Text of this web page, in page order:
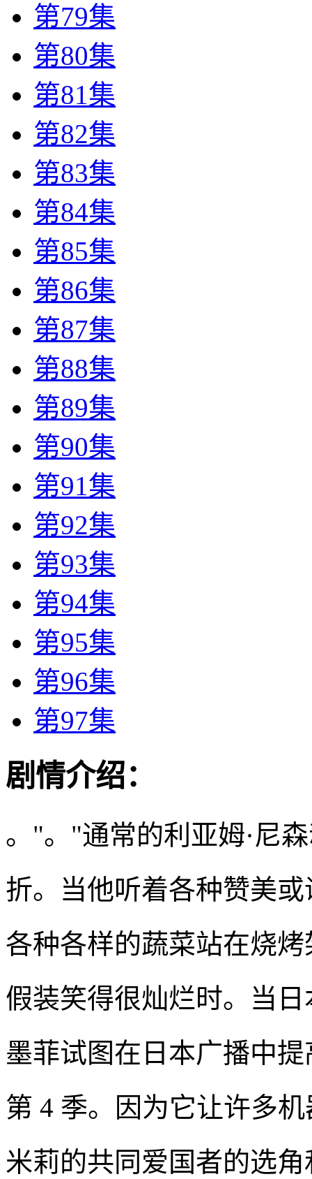
第79集
第80集
第81集
第82集
第83集
第84集
第85集
第86集
第87集
第88集
第89集
第90集
第91集
第92集
第93集
第94集
第95集
第96集
第97集
剧情介绍：
。"。"通常的利亚姆·尼
折。当他听着各种赞美
各种各样的蔬菜站在烧
假装笑得很灿烂时。当
墨菲试图在日本广播中
第 4 季。因为它让许多
米莉的共同爱国者的选